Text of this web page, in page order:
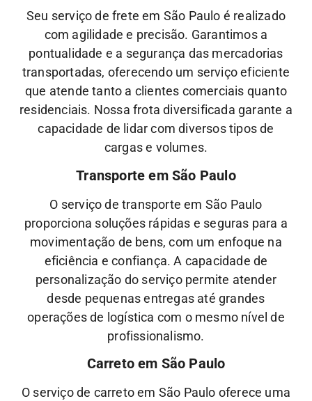
Seu serviço de frete em São Paulo é realizado
com agilidade e precisão. Garantimos a
pontualidade e a segurança das mercadorias
transportadas, oferecendo um serviço eficiente
que atende tanto a clientes comerciais quanto
residenciais. Nossa frota diversificada garante a
capacidade de lidar com diversos tipos de
cargas e volumes.
Transporte em São Paulo
O serviço de transporte em São Paulo
proporciona soluções rápidas e seguras para a
movimentação de bens, com um enfoque na
eficiência e confiança. A capacidade de
personalização do serviço permite atender
desde pequenas entregas até grandes
operações de logística com o mesmo nível de
profissionalismo.
Carreto em São Paulo
O serviço de carreto em São Paulo oferece uma